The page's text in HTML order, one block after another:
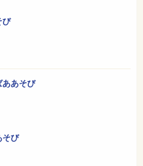
び
あそび
そび